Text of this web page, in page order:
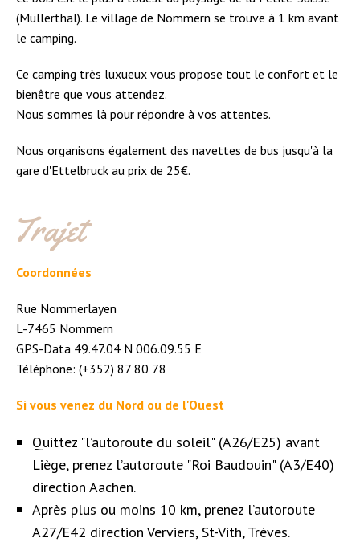
(Müllerthal). Le village de Nommern se trouve à 1 km avant
le camping.
Ce camping très luxueux vous propose tout le confort et le
bienêtre que vous attendez.
Nous sommes là pour répondre à vos attentes.
Nous organisons également des navettes de bus jusqu'à la
gare d'Ettelbruck au prix de 25€.
Trajet
Coordonnées
Rue Nommerlayen
L-7465 Nommern
GPS-Data 49.47.04 N 006.09.55 E
Téléphone: (+352) 87 80 78
Si vous venez du Nord ou de l'Ouest
Quittez "l’autoroute du soleil" (A26/E25) avant
Liège, prenez l’autoroute "Roi Baudouin" (A3/E40)
direction Aachen.
Après plus ou moins 10 km, prenez l’autoroute
A27/E42 direction Verviers, St-Vith, Trèves.